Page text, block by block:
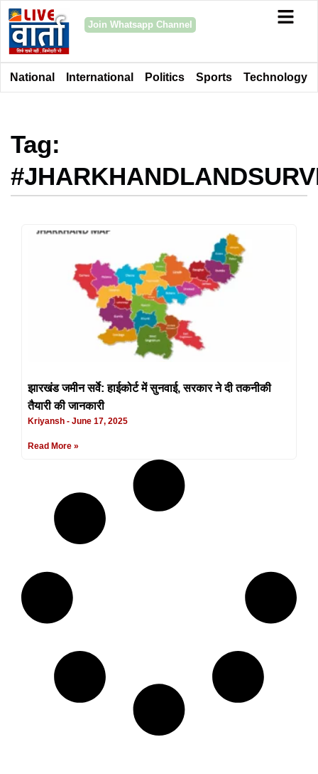
Join Whatsapp Channel
National International Politics Sports Technology
Tag:
झारखंड जमीन सर्वे: हाईकोर्ट में सुनवाई, सरकार ने दी तकनीकी
तैयारी की जानकारी
Kriyansh June 17, 2025
Read More »